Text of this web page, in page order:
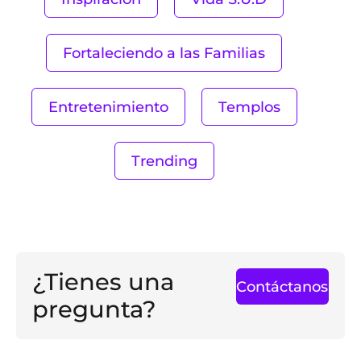
Fortaleciendo a las Familias
Entretenimiento Templos
Trending
¿Tienes una
pregunta?
Contáctanos